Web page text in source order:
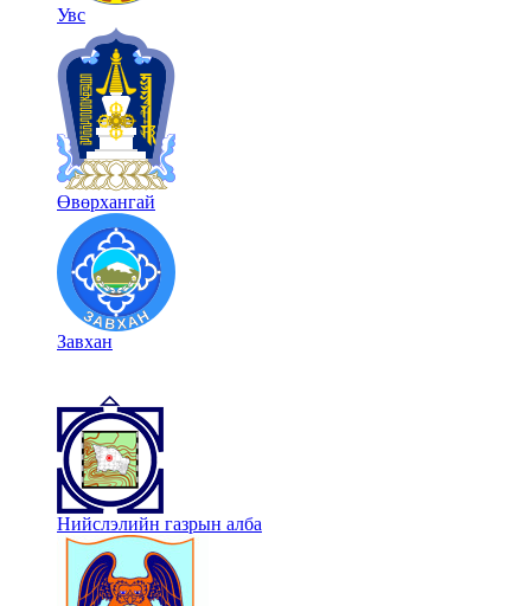
Увс
Өвөрхангай
Завхан
Нийслэлийн газрын алба